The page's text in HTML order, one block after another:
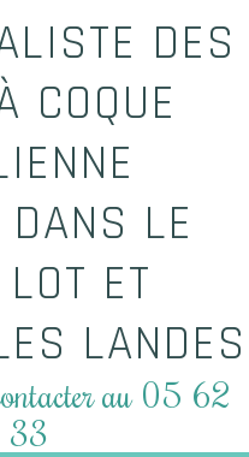
DES
COQUE
LE
ET
LANDES
au 05 62